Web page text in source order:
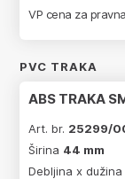
VP cena za
PVC TRAKA
ABS TRAKA
Art. br. 25299/
Širina 44 mm
Debljina x dužina